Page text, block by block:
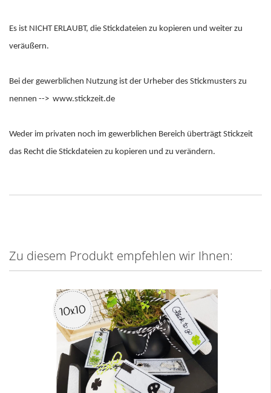
Es ist NICHT ERLAUBT, die Stickdateien zu kopieren und weiter zu
veräußern.
Bei der gewerblichen Nutzung ist der Urheber des Stickmusters zu
nennen --> www.stickzeit.de
Weder im privaten noch im gewerblichen Bereich überträgt Stickzeit
das Recht die Stickdateien zu kopieren und zu verändern.
Zu diesem Produkt empfehlen wir Ihnen: